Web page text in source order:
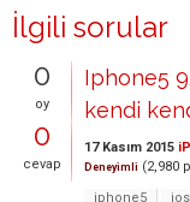
İlgili sorular
0
oy
0
cevap
Iphone5
kendi
17 Kasım 2015
Deneyimli (2,980
iphone5